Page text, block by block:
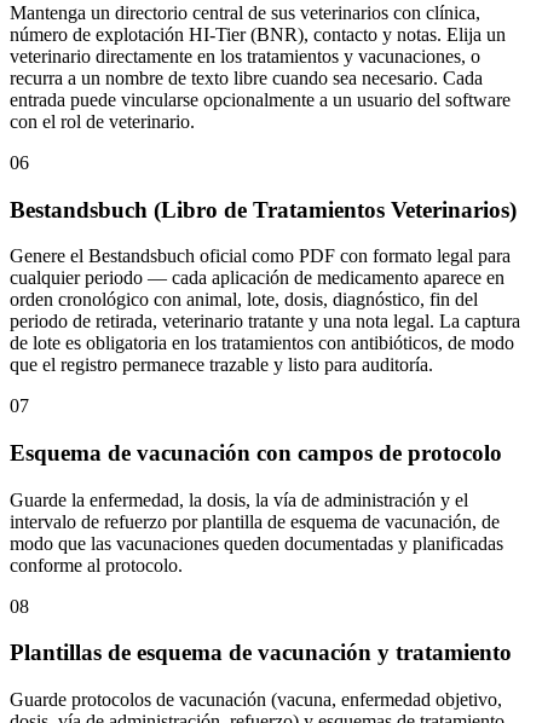
Mantenga un directorio central de sus veterinarios con clínica,
número de explotación HI-Tier (BNR), contacto y notas. Elija un
veterinario directamente en los tratamientos y vacunaciones, o
recurra a un nombre de texto libre cuando sea necesario. Cada
entrada puede vincularse opcionalmente a un usuario del software
con el rol de veterinario.
06
Bestandsbuch (Libro de Tratamientos Veterinarios)
Genere el Bestandsbuch oficial como PDF con formato legal para
cualquier periodo — cada aplicación de medicamento aparece en
orden cronológico con animal, lote, dosis, diagnóstico, fin del
periodo de retirada, veterinario tratante y una nota legal. La captura
de lote es obligatoria en los tratamientos con antibióticos, de modo
que el registro permanece trazable y listo para auditoría.
07
Esquema de vacunación con campos de protocolo
Guarde la enfermedad, la dosis, la vía de administración y el
intervalo de refuerzo por plantilla de esquema de vacunación, de
modo que las vacunaciones queden documentadas y planificadas
conforme al protocolo.
08
Plantillas de esquema de vacunación y tratamiento
Guarde protocolos de vacunación (vacuna, enfermedad objetivo,